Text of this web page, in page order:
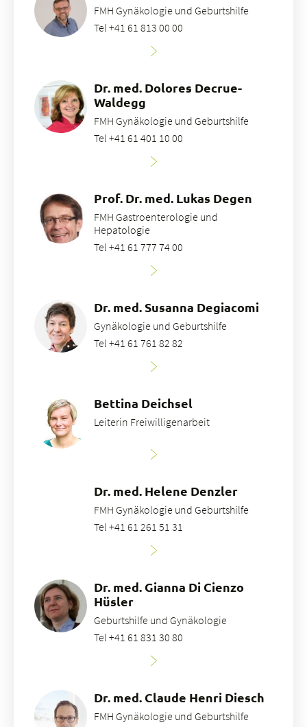
FMH Gynäkologie und Geburtshilfe
Tel +41 61 813 00 00
Dr. med. Dolores Decrue-
Waldegg
FMH Gynäkologie und Geburtshilfe
Tel +41 61 401 10 00
Prof. Dr. med. Lukas Degen
FMH Gastroenterologie und
Hepatologie
Tel +41 61 777 74 00
Dr. med. Susanna Degiacomi
Gynäkologie und Geburtshilfe
Tel +41 61 761 82 82
Bettina Deichsel
Leiterin Freiwilligenarbeit
Dr. med. Helene Denzler
FMH Gynäkologie und Geburtshilfe
Tel +41 61 261 51 31
Dr. med. Gianna Di Cienzo
Hüsler
Geburtshilfe und Gynäkologie
Tel +41 61 831 30 80
Dr. med. Claude Henri Diesch
FMH Gynäkologie und Geburtshilfe